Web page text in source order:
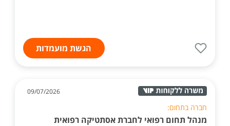
הגשת מועמדות
09/07/2026
חברה בתחום:
מנהל תחום רפואי לחברת אסתטיקה רפואית